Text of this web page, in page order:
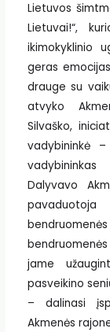
Lietuvos
Lietuvai!“,
ikimokyklinio
geras
drauge su
atvyko
Silvaško,
vadybininkė
Dalyvavo
pavaduotoja
jame
pasveikino
– dalinasi
Akmenės